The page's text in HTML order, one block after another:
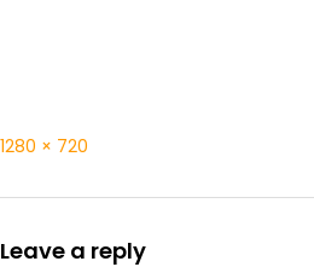
1280 × 720
Leave a reply